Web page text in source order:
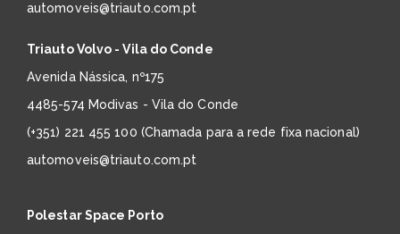
automoveis@triauto.com.pt
Triauto Volvo - Vila do Conde
Avenida Nássica, nº175
4485-574 Modivas - Vila do Conde
(+351) 221 455 100 (Chamada para a rede fixa nacional)
automoveis@triauto.com.pt
Polestar Space Porto